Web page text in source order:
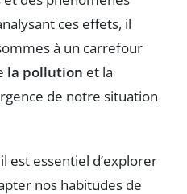
ces effets, il
à un carrefour
la pollution et la
de notre situation
est essentiel d’explorer
nos habitudes de